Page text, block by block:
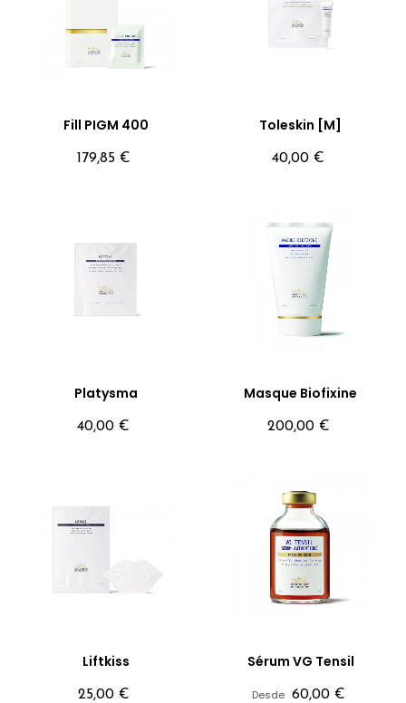
Fill PIGM 400
Precio
179,85 €
Toleskin [M]
Precio
40,00 €
Platysma
Precio
40,00 €
Masque Biofixine
Precio
200,00 €
Liftkiss
Precio
25,00 €
Sérum VG Tensil
Desde Precio
60,00 €